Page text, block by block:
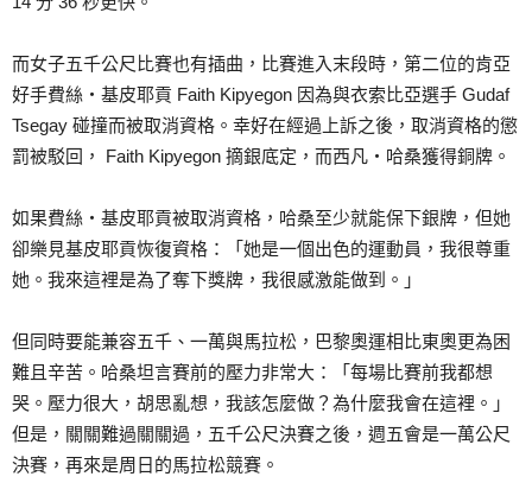
而女子五千公尺比賽也有插曲，比賽進入末段時，第二位的肯亞
好手費絲‧基皮耶貢 Faith Kipyegon 因為與衣索比亞選手 Gudaf
Tsegay 碰撞而被取消資格。幸好在經過上訴之後，取消資格的懲
罰被駁回， Faith Kipyegon 摘銀底定，而西凡‧哈桑獲得銅牌。
如果費絲‧基皮耶貢被取消資格，哈桑至少就能保下銀牌，但她
卻樂見基皮耶貢恢復資格：「她是一個出色的運動員，我很尊重
她。我來這裡是為了奪下獎牌，我很感激能做到。」
但同時要能兼容五千、一萬與馬拉松，巴黎奧運相比東奧更為困
難且辛苦。哈桑坦言賽前的壓力非常大：「每場比賽前我都想
哭。壓力很大，胡思亂想，我該怎麼做？為什麼我會在這裡。」
但是，關關難過關關過，五千公尺決賽之後，週五會是一萬公尺
決賽，再來是周日的馬拉松競賽。